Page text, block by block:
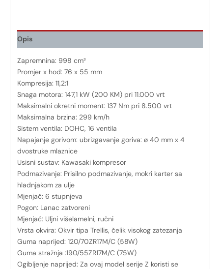
Opis
Zapremnina: 998 cm³
Promjer x hod: 76 x 55 mm
Kompresija: 11,2:1
Snaga motora: 147,1 kW (200 KM) pri 11.000 vrt
Maksimalni okretni moment: 137 Nm pri 8.500 vrt
Maksimalna brzina: 299 km/h
Sistem ventila: DOHC, 16 ventila
Napajanje gorivom: ubrizgavanje goriva: ø 40 mm x 4
dvostruke mlaznice
Usisni sustav: Kawasaki kompresor
Podmazivanje: Prisilno podmazivanje, mokri karter sa
hladnjakom za ulje
Mjenjač: 6 stupnjeva
Pogon: Lanac zatvoreni
Mjenjač: Uljni višelamelni, ručni
Vrsta okvira: Okvir tipa Trellis, čelik visokog zatezanja
Guma naprijed: 120/70ZR17M/C (58W)
Guma stražnja :190/55ZR17M/C (75W)
Ogibljenje naprijed: Za ovaj model serije Z koristi se